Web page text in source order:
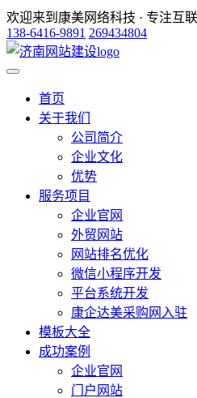
欢迎来到康美网络科技 · 专注互
138-6416-9891 269434804
首页
关于我们
公司简介
企业文化
优势
服务项目
企业官网
外贸网站
网站排名优化
微信小程序开发
平台系统开发
康企达美采购网入驻
模板大全
成功案例
企业官网
门户网站